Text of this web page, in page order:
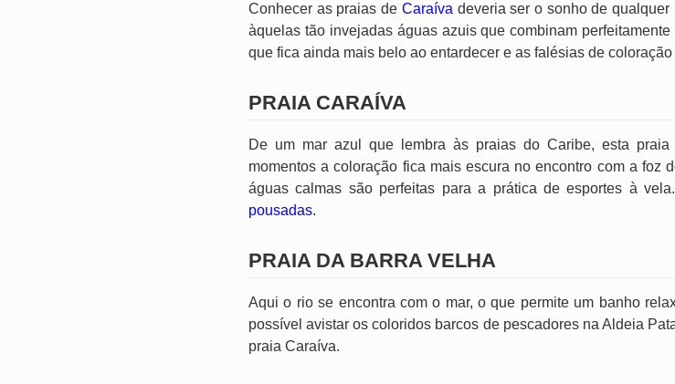
Conhecer as praias de Caraíva deveria ser o sonho de
àquelas tão invejadas águas azuis que combinam
que fica ainda mais belo ao entardecer e as falésias de
PRAIA CARAÍVA
De um mar azul que lembra às praias do Caribe, esta
momentos a coloração fica mais escura no encontro com a foz
águas calmas são perfeitas para a prática de esportes à
pousadas.
PRAIA DA BARRA VELHA
Aqui o rio se encontra com o mar, o que permite um banho
possível avistar os coloridos barcos de pescadores na Aldeia
praia Caraíva.